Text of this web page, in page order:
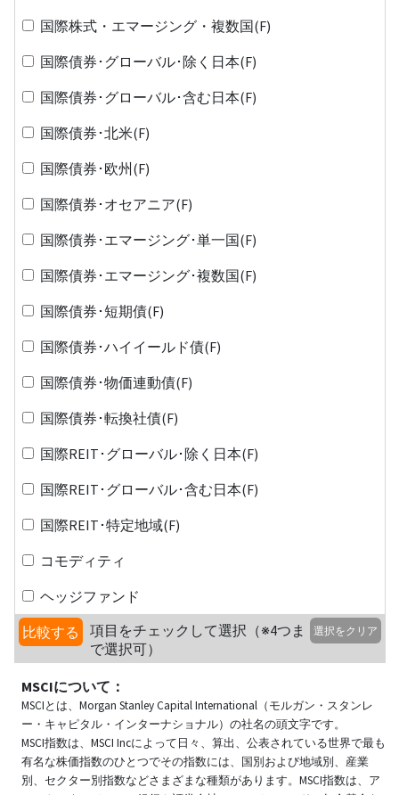
国際株式・エマージング・複数国(F)
国際債券･グローバル･除く日本(F)
国際債券･グローバル･含む日本(F)
国際債券･北米(F)
国際債券･欧州(F)
国際債券･オセアニア(F)
国際債券･エマージング･単一国(F)
国際債券･エマージング･複数国(F)
国際債券･短期債(F)
国際債券･ハイイールド債(F)
国際債券･物価連動債(F)
国際債券･転換社債(F)
国際REIT･グローバル･除く日本(F)
国際REIT･グローバル･含む日本(F)
国際REIT･特定地域(F)
コモディティ
ヘッジファンド
比較する
項目をチェックして選択（※4つま
で選択可）
選択をクリア
MSCIについて：
MSCIとは、Morgan Stanley Capital International（モルガン・スタンレ
ー・キャピタル・インターナショナル）の社名の頭文字です。
MSCI指数は、MSCI Incによって日々、算出、公表されている世界で最も
有名な株価指数のひとつでその指数には、国別および地域別、産業
別、セクター別指数などさまざまな種類があります。MSCI指数は、ア